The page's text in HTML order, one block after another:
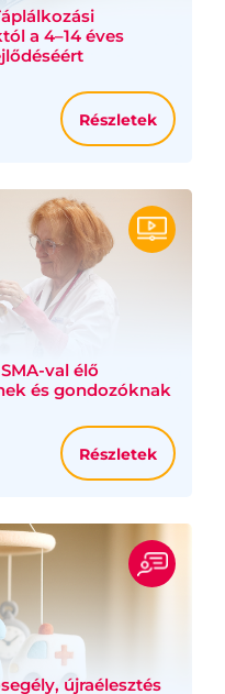
a 4–14 éves
Részletek
val élő
és gondozóknak
Részletek
újraélesztés